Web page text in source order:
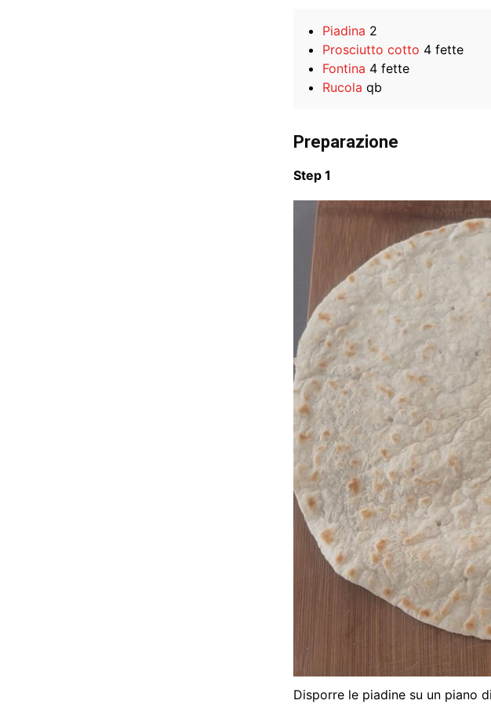
Piadina 2
Prosciutto cotto 4 fette
Fontina 4 fette
Rucola qb
Preparazione
Step 1
Disporre le piadine su un piano